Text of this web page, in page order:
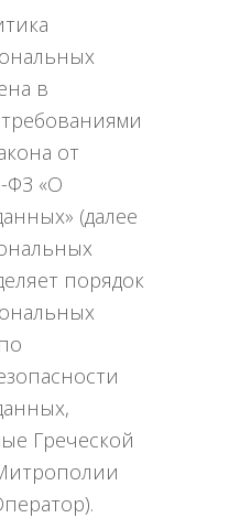
в
от
ФЗ «О
(далее
порядок
Греческой